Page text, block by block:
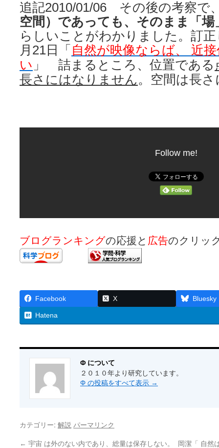
追記2010/01/06 その後の考察で
空間）であっても、そのまま「
らしいことがわかりました。訂
月21日「 自然が映像ならば、 近
い 」 詰まるところ、位置である
長さにはなりません 。空間は長
Follow me!
ブログランキングの応援と 広告のクリッ
Facebook X Bluesky
Hatena
Φ について
２０１０年より研究しています。
Φ の投稿をすべて表示 →
カテゴリー: 解説 パーマリンク
← 宇宙 は外のない内であり、総量は保存しない。 岡潔「 自然